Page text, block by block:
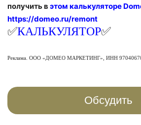
получить в этом калькуляторе
https://domeo.ru/remont
✅КАЛЬКУЛЯТОР✅
Реклама. ООО «ДОМЕО МАРКЕТИНГ», ИНН
Обсудить